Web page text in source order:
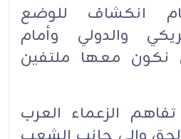
انكشاف للوضع
والدولي وأمام
نكون معها ملتفين
الزعماء العرب